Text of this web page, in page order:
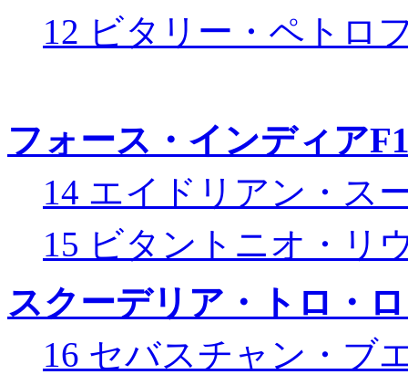
12 ビタリー・ペトロ
フォース・インディア
14 エイドリアン・ス
15 ビタントニオ・リ
スクーデリア・トロ・
16 セバスチャン・ブ